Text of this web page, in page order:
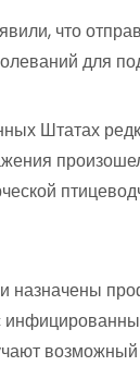
что
для
Штатах
назначены
возможный